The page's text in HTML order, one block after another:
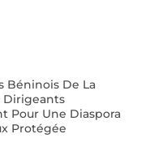
Béninois De La
Dirigeants
Pour Une Diaspora
Protégée